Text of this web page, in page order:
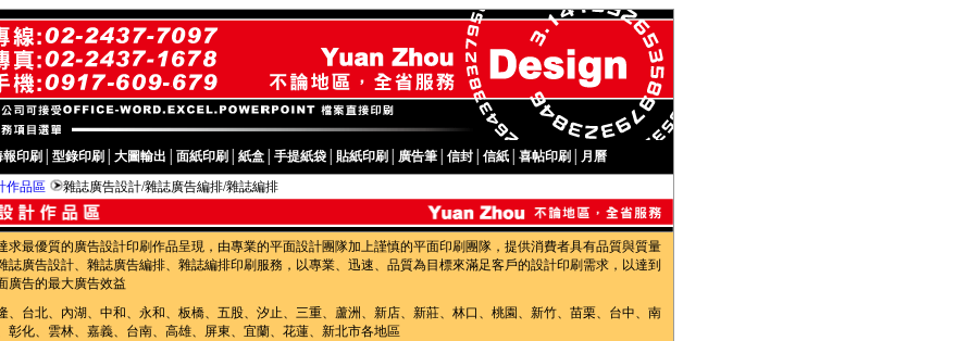
報印刷 型錄印刷 大圖輸出 面紙印刷 紙盒│ 手提紙袋│ 貼紙印刷 廣告筆│ 信封│ 信紙│ 喜帖印刷
月曆
作品區 雜誌廣告設計/雜誌廣告編排/雜誌編排
求最優質的廣告設計印刷作品呈現，由專業的平面設計團隊加上謹慎的平面印刷團隊，提供消費者具有品質與質量
誌廣告設計、雜誌廣告編排、雜誌編排印刷服務，以專業、迅速、品質為目標來滿足客戶的設計印刷需求，以達到
廣告的最大廣告效益
、台北、內湖、中和、永和、板橋、五股、汐止、三重、蘆洲、新店、新莊、林口、桃園、新竹、苗栗、台中、南
彰化、雲林、嘉義、台南、高雄、屏東、宜蘭、花蓮、新北市各地區